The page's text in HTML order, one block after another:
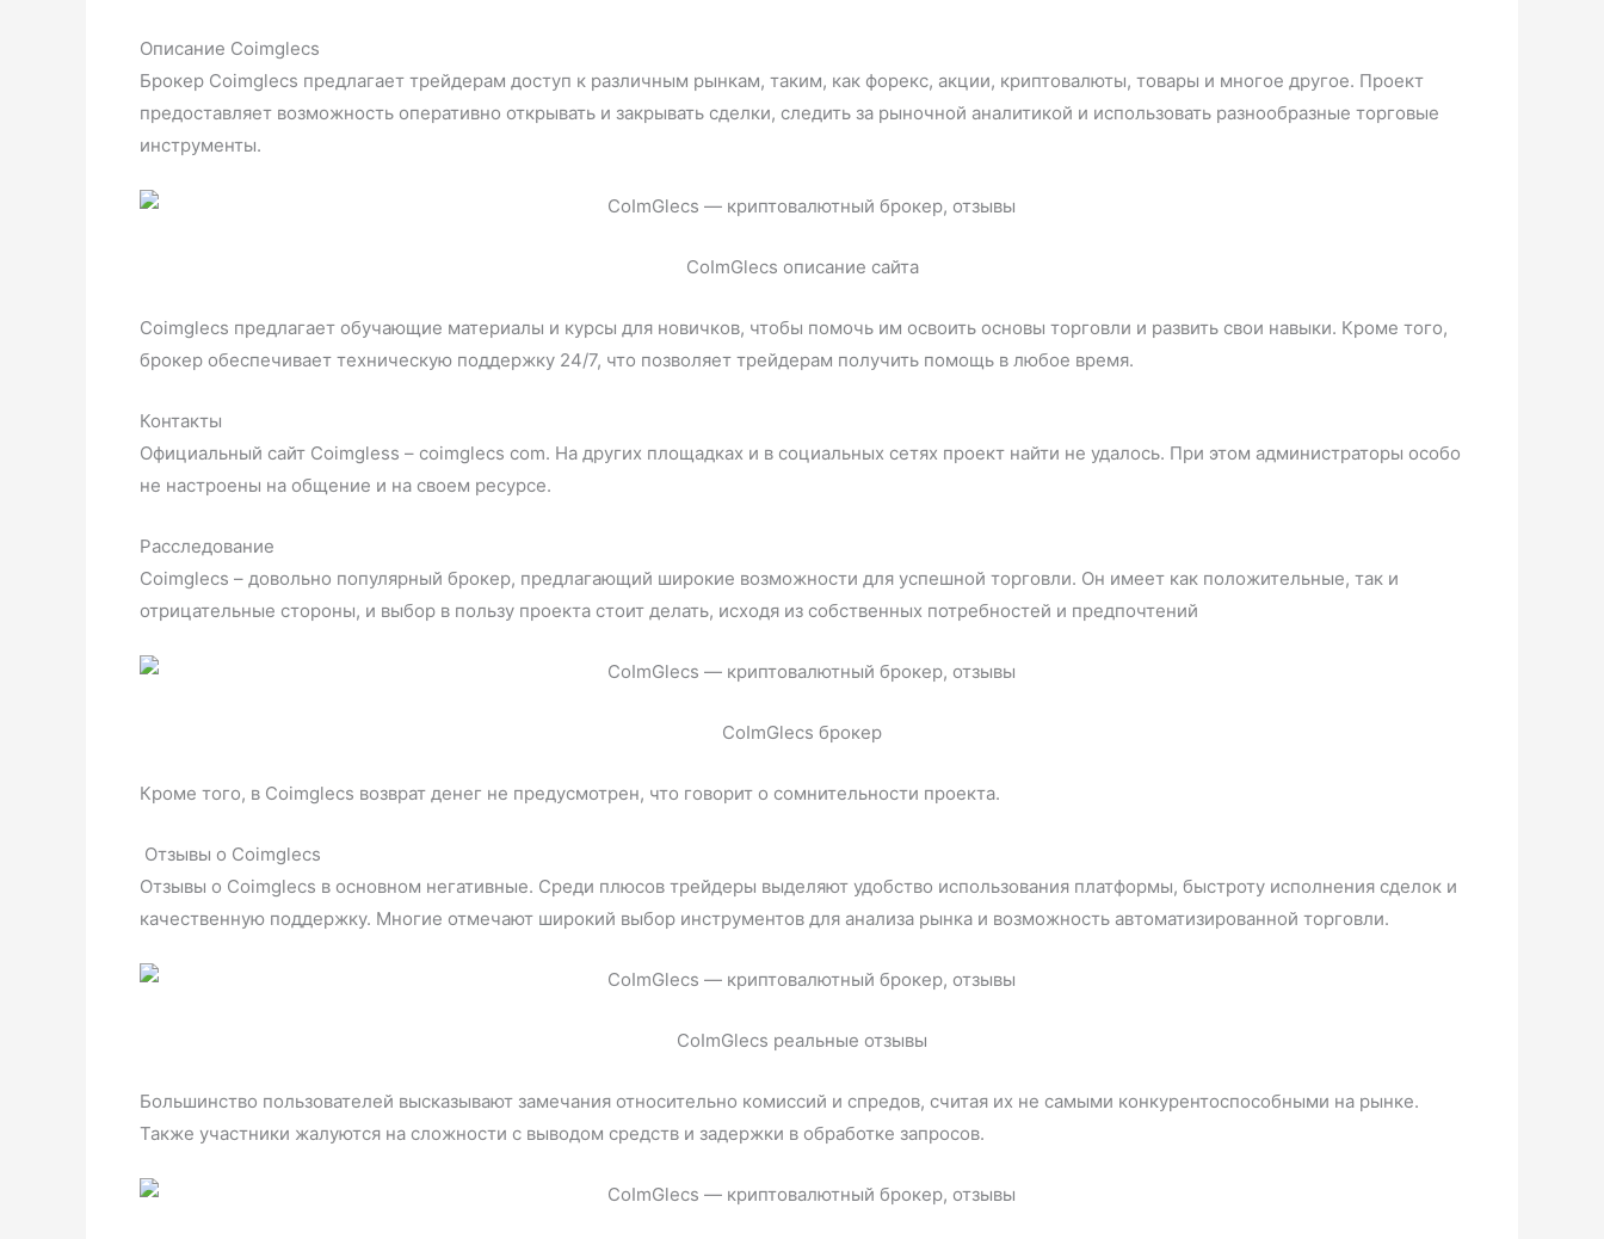
Описание Coimglecs
Брокер Coimglecs предлагает трейдерам доступ к различным рынкам, таким, как форекс, акции, криптовалюты, товары и многое другое. Проект
предоставляет возможность оперативно открывать и закрывать сделки, следить за рыночной аналитикой и использовать разнообразные торговые
инструменты.
CoImGlecs описание сайта
Coimglecs предлагает обучающие материалы и курсы для новичков, чтобы помочь им освоить основы торговли и развить свои навыки. Кроме того,
брокер обеспечивает техническую поддержку 24/7, что позволяет трейдерам получить помощь в любое время.
Контакты
Официальный сайт Coimgless – coimglecs com. На других площадках и в социальных сетях проект найти не удалось. При этом администраторы особо
не настроены на общение и на своем ресурсе.
Расследование
Coimglecs – довольно популярный брокер, предлагающий широкие возможности для успешной торговли. Он имеет как положительные, так и
отрицательные стороны, и выбор в пользу проекта стоит делать, исходя из собственных потребностей и предпочтений
CoImGlecs брокер
Кроме того, в Coimglecs возврат денег не предусмотрен, что говорит о сомнительности проекта.
Отзывы о Coimglecs
Отзывы о Coimglecs в основном негативные. Среди плюсов трейдеры выделяют удобство использования платформы, быстроту исполнения сделок и
качественную поддержку. Многие отмечают широкий выбор инструментов для анализа рынка и возможность автоматизированной торговли.
CoImGlecs реальные отзывы
Большинство пользователей высказывают замечания относительно комиссий и спредов, считая их не самыми конкурентоспособными на рынке.
Также участники жалуются на сложности с выводом средств и задержки в обработке запросов.